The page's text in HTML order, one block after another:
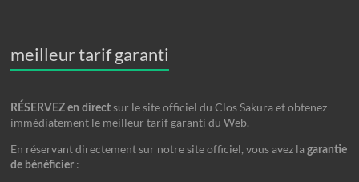
meilleur tarif garanti
RÉSERVEZ en direct sur le site officiel du Clos Sakura et obtenez
immédiatement le meilleur tarif garanti du Web.
En réservant directement sur notre site officiel, vous avez lagarantie
de bénéficier :